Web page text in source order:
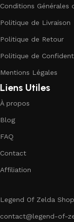
Conditions Générales
Politique de Livraison
Politique de Retour
Politique de
Mentions Légales
Liens Utiles
À propos
Blog
FAQ
Contact
Affiliation
Legend Of Zelda Shop
contact@legend-of-